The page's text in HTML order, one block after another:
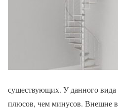
существующих. У данного
плюсов, чем минусов. Внешне